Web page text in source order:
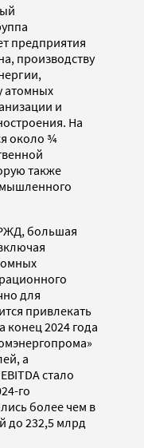
предприятия
производству
атомных
и
На
около ¾
также
большая
для
привлекать
2024 года
а
стало
го
более чем в
до 232,5 млрд